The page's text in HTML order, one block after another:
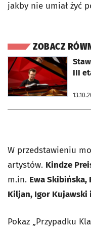
jakby nie umiał żyć
ZOBACZ
III
otworzy się w nowej karcie
W przedstawieniu
artystów. Kindze
m.in. Ewa Skibińska,
Kiljan, Igor Kujawski
Pokaz „Przypadku